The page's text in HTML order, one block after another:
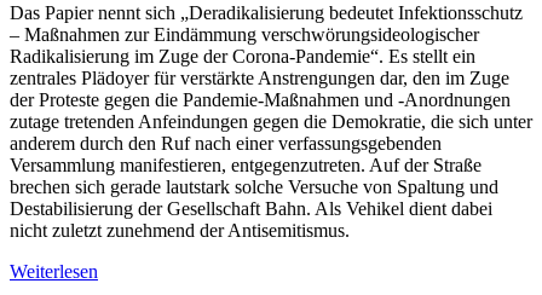
Das Papier nennt sich „Deradikalisierung bedeutet Infektionsschutz
– Maßnahmen zur Eindämmung verschwörungsideologischer
Radikalisierung im Zuge der Corona-Pandemie“. Es stellt ein
zentrales Plädoyer für verstärkte Anstrengungen dar, den im Zuge
der Proteste gegen die Pandemie-Maßnahmen und -Anordnungen
zutage tretenden Anfeindungen gegen die Demokratie, die sich unter
anderem durch den Ruf nach einer verfassungsgebenden
Versammlung manifestieren, entgegenzutreten. Auf der Straße
brechen sich gerade lautstark solche Versuche von Spaltung und
Destabilisierung der Gesellschaft Bahn. Als Vehikel dient dabei
nicht zuletzt zunehmend der Antisemitismus.
Weiterlesen